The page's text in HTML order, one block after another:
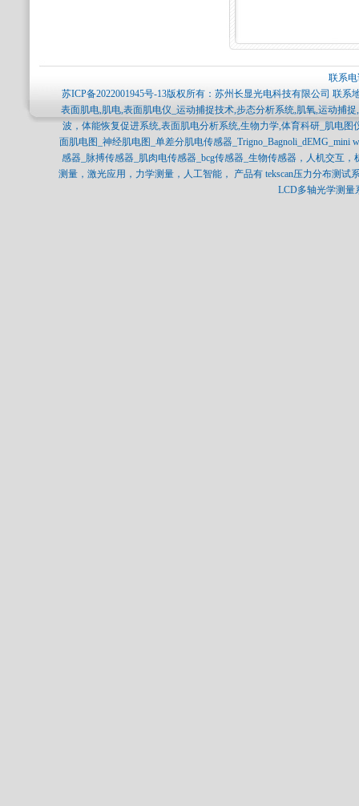
联系
苏ICP备2022001945号-13版权所有：苏州长显光电科技有限公司 联系
表面肌电,肌电,表面肌电仪_运动捕捉技术,步态分析系统,肌氧,运动捕
波，体能恢复促进系统,表面肌电分析系统,生物力学,体育科研_肌电
面肌电图_神经肌电图_单差分肌电传感器_Trigno_Bagnoli_dEMG_mini
感器_脉搏传感器_肌肉电传感器_bcg传感器_生物传感器，人机交互
测量，激光应用，力学测量，人工智能， 产品有 tekscan压力分布测试
LCD多轴光学测量